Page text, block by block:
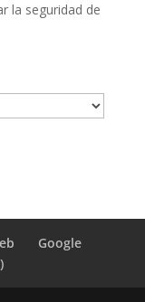
la seguridad de
Google